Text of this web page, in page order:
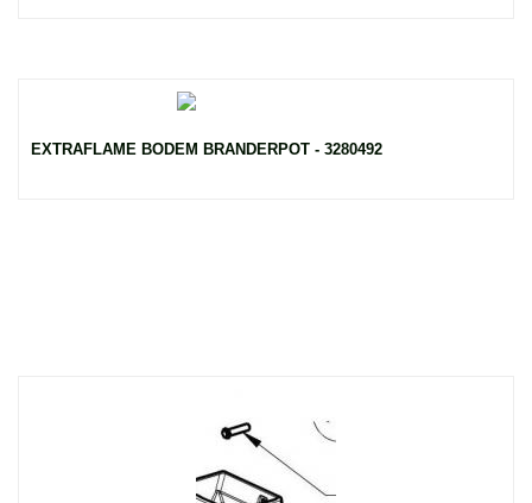
EXTRAFLAME BODEM BRANDERPOT - 3280492